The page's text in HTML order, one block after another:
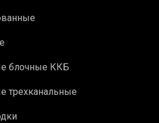
блочные ККБ
трехканальные